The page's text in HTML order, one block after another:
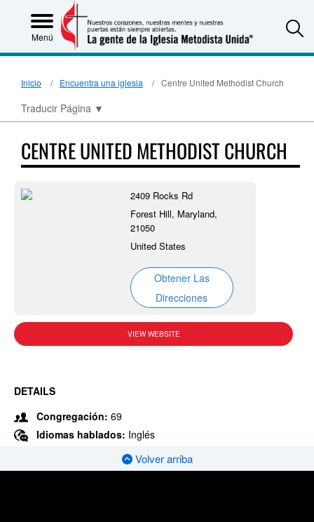
Menú
Inicio Encuentra una iglesia Centre United Methodist Church
Traducir Página ▼
CENTRE UNITED METHODIST CHURCH
2409 Rocks Rd
Forest Hill, Maryland,
21050
United States
Obtener Las
Direcciones
VIEW WEBSITE
DETAILS
Congregación: 69
Idiomas hablados: Inglés
Volver arriba